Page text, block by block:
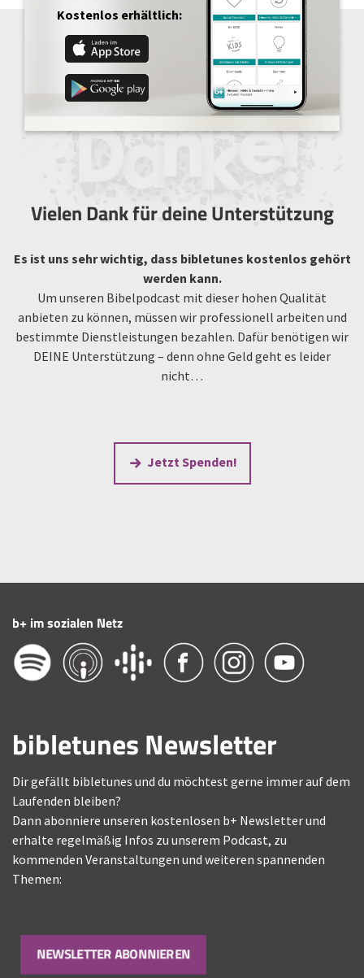
Kostenlos erhältlich:
Vielen Dank für deine Unterstützung
Es ist uns sehr wichtig, dass bibletunes kostenlos gehört
werden kann.
Um unseren Bibelpodcast mit dieser hohen Qualität
anbieten zu können, müssen wir professionell arbeiten und
bestimmte Dienstleistungen bezahlen. Dafür benötigen wir
DEINE Unterstützung – denn ohne Geld geht es leider
nicht…
Jetzt Spenden!
b+ im sozialen Netz
bibletunes Newsletter
Dir gefällt bibletunes und du möchtest gerne immer auf dem
Laufenden bleiben?
Dann abonniere unseren kostenlosen b+ Newsletter und
erhalte regelmäßig Infos zu unserem Podcast, zu
kommenden Veranstaltungen und weiteren spannenden
Themen:
NEWSLETTER ABONNIEREN